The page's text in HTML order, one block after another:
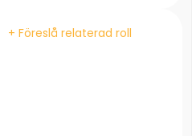
+ Föreslå relaterad roll